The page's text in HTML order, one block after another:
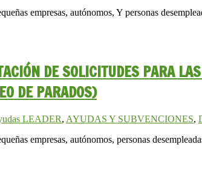
empresas, autónomos, Y personas
DE SOLICITUDES PARA
DE PARADOS)
LEADER, AYUDAS Y SUBVENCIONES,
empresas, autónomos, personas